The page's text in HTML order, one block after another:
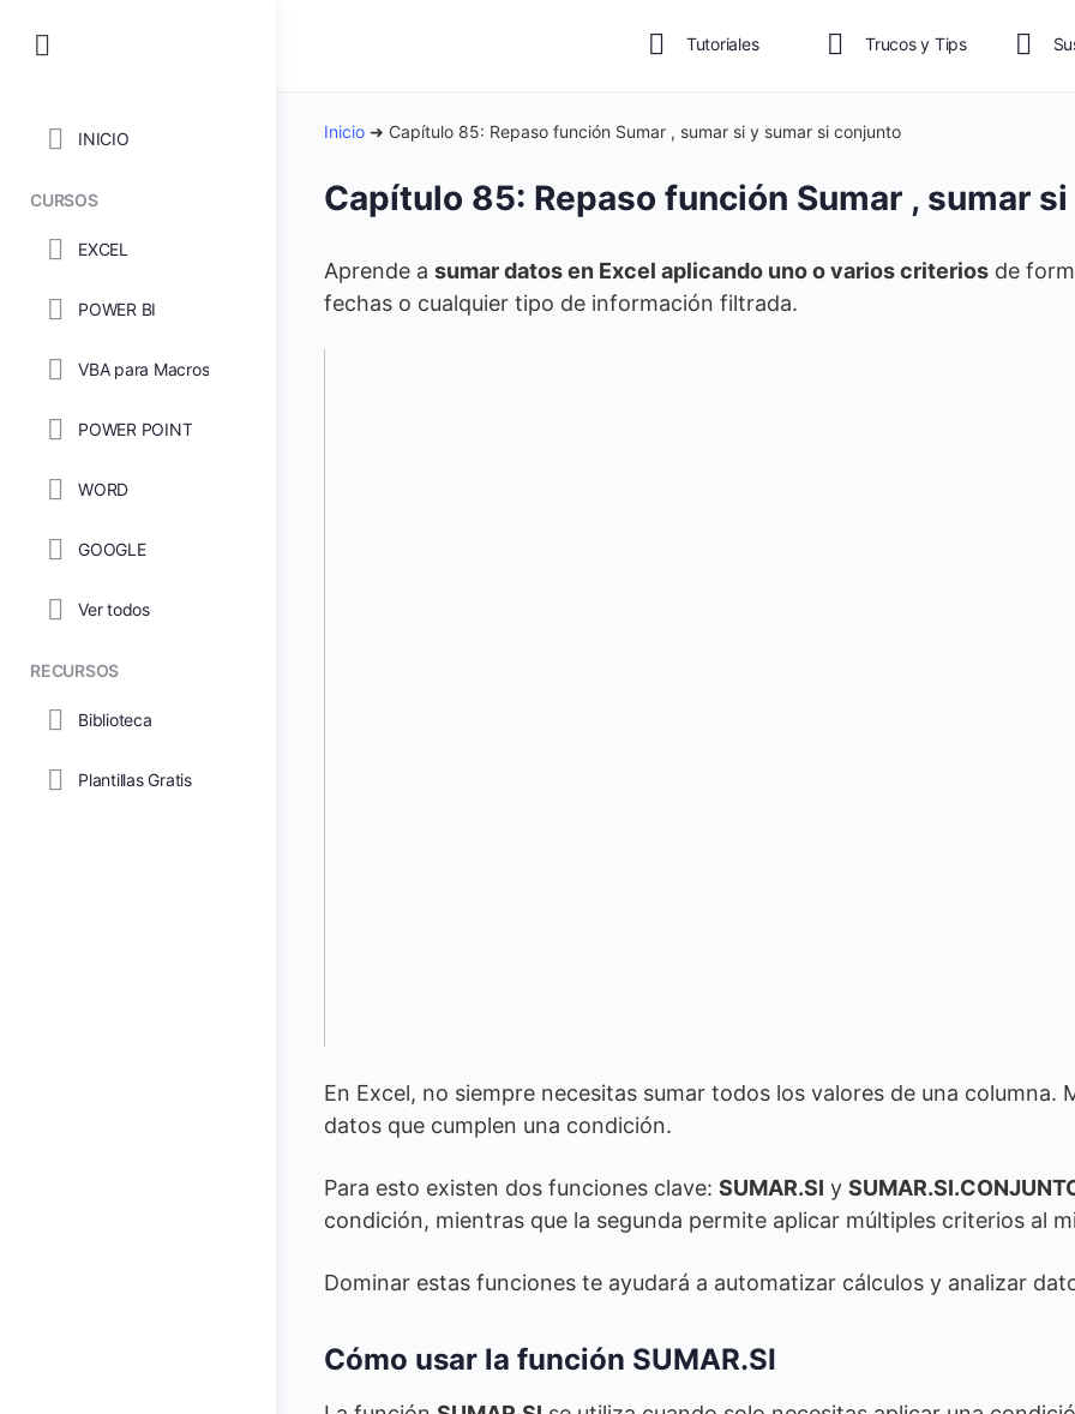
INICIO
CURSOS
EXCEL
POWER BI
VBA para Macros
POWER POINT
WORD
GOOGLE
Ver todos
RECURSOS
Biblioteca
Plantillas Gratis
Tutoriales Trucos y Tips
Inicio ➜ Capítulo 85: Repaso función Sumar , sumar si y sumar si conjunto
Capítulo 85: Repaso función Sumar , sumar
Aprende a sumar datos en Excel aplicando uno o varios criterios de
fechas o cualquier tipo de información filtrada.
En Excel, no siempre necesitas sumar todos los valores de una columna.
datos que cumplen una condición.
Para esto existen dos funciones clave: SUMAR.SI y
condición, mientras que la segunda permite aplicar múltiples criterios al
Dominar estas funciones te ayudará a automatizar cálculos y analizar
Cómo usar la función SUMAR.SI